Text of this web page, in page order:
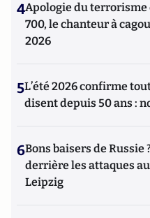
4Apologie du terrorisme
700, le chanteur à
2026
5L’été 2026 confirme
disent depuis 50 ans :
6Bons baisers de Russie
derrière les attaques
Leipzig